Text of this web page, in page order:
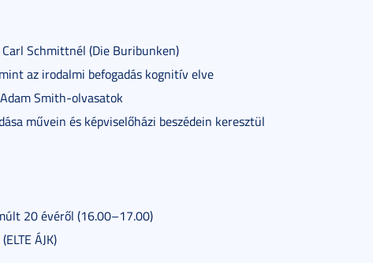
Carl Schmittnél (Die Buribunken)
az irodalmi befogadás kognitív elve
Smith-olvasatok
művein és képviselőházi beszédein keresztül
20 évéről (16.00–17.00)
ÁJK)